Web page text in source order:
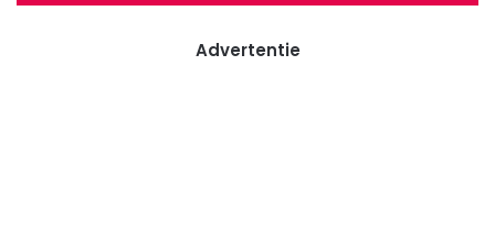
Advertentie